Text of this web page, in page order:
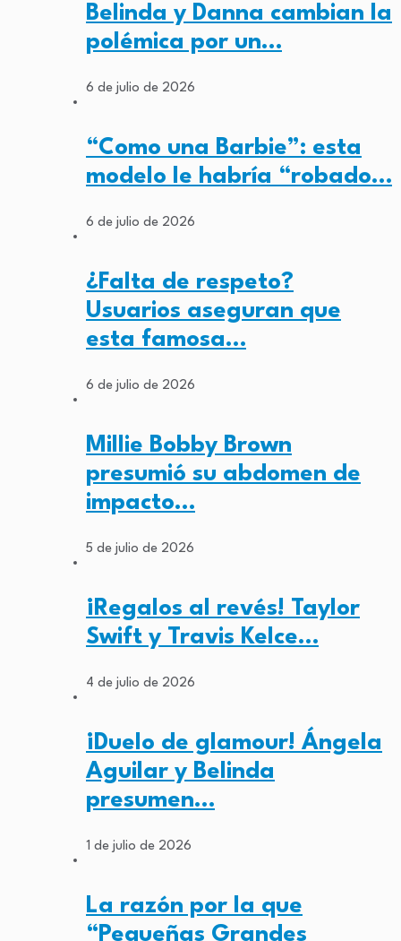
Belinda y Danna cambian la
polémica por un…
6 de julio de 2026
“Como una Barbie”: esta
modelo le habría “robado…
6 de julio de 2026
¿Falta de respeto?
Usuarios aseguran que
esta famosa…
6 de julio de 2026
Millie Bobby Brown
presumió su abdomen de
impacto…
5 de julio de 2026
¡Regalos al revés! Taylor
Swift y Travis Kelce…
4 de julio de 2026
¡Duelo de glamour! Ángela
Aguilar y Belinda
presumen…
1 de julio de 2026
La razón por la que
“Pequeñas Grandes